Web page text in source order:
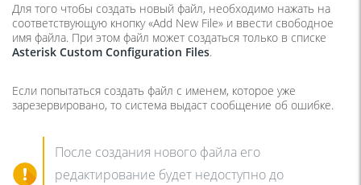
Для того чтобы создать новый файл, необходимо нажать на
соответствующую кнопку «Add New File» и ввести свободное
имя файла. При этом файл может создаться только в списке
Asterisk Custom Configuration Files.
Если попытаться создать файл с именем, которое уже
зарезервировано, то система выдаст сообщение об ошибке.
После создания нового файла его
редактирование будет недоступно до